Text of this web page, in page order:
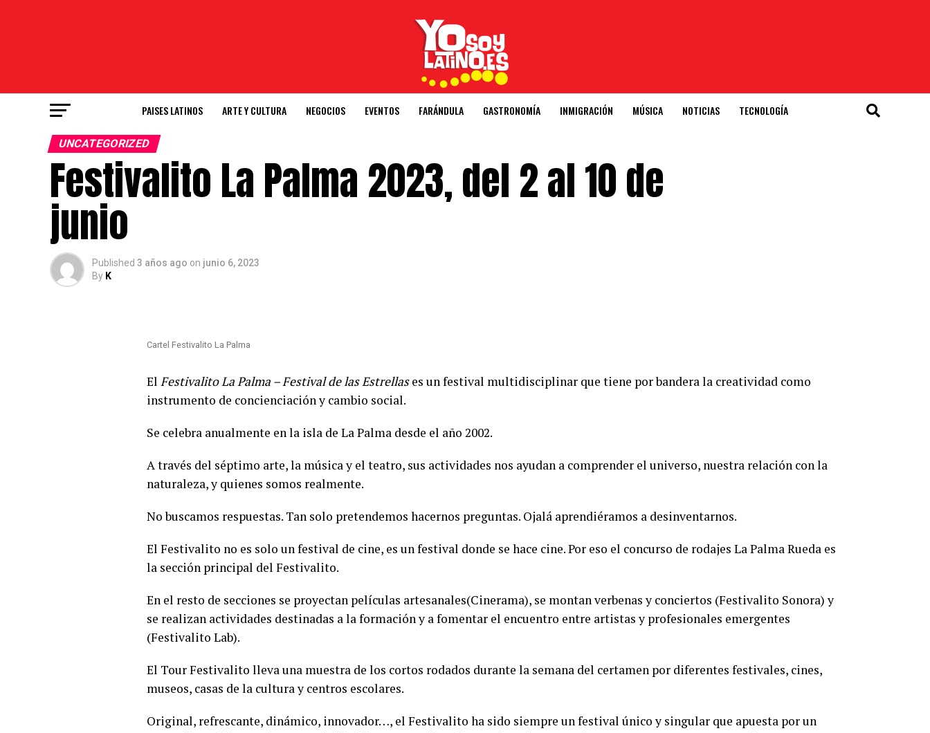
PAISES LATINOS ARTE Y CULTURA NEGOCIOS EVENTOS FARÁNDULA GASTRONOMÍA INMIGRACIÓN MÚSICA NOTICIAS TECNOLOGÍA
UNCATEGORIZED
Festivalito La Palma 2023, del 2 al 10 de
junio
Published 3 años ago on junio 6, 2023
By K
Cartel Festivalito La Palma
El Festivalito La Palma – Festival de las Estrellases un festival multidisciplinar que tiene por bandera la creatividad como
instrumento de concienciación y cambio social.
Se celebra anualmente en la isla de La Palma desde el año 2002.
A través del séptimo arte, la música y el teatro, sus actividades nos ayudan a comprender el universo, nuestra relación con la
naturaleza, y quienes somos realmente.
No buscamos respuestas. Tan solo pretendemos hacernos preguntas. Ojalá aprendiéramos a desinventarnos.
El Festivalito no es solo un festival de cine, es un festival donde se hace cine. Por eso el concurso de rodajes La Palma Rueda es
la sección principal del Festivalito.
En el resto de secciones se proyectan películas artesanales(Cinerama), se montan verbenas y conciertos (Festivalito Sonora) y
se realizan actividades destinadas a la formación y a fomentar el encuentro entre artistas y profesionales emergentes
(Festivalito Lab).
El Tour Festivalito lleva una muestra de los cortos rodados durante la semana del certamen por diferentes festivales, cines,
museos, casas de la cultura y centros escolares.
Original, refrescante, dinámico, innovador…, el Festivalito ha sido siempre un festival único y singular que apuesta por un